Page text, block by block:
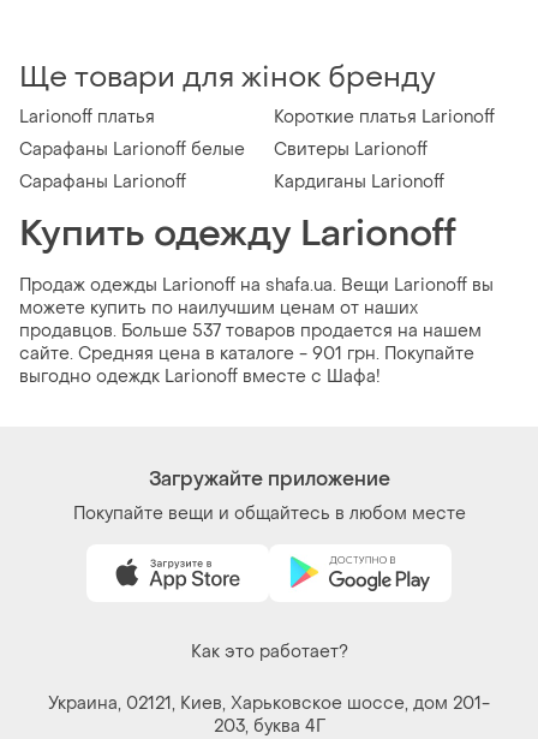
Ще товари для жінок бренду
Larionoff платья
Короткие платья Larionoff
Сарафаны Larionoff белые
Свитеры Larionoff
Сарафаны Larionoff
Кардиганы Larionoff
Купить одежду Larionoff
Продаж одежды Larionoff на shafa.ua. Вещи Larionoff вы
можете купить по наилучшим ценам от наших
продавцов. Больше 537 товаров продается на нашем
сайте. Средняя цена в каталоге - 901 грн. Покупайте
выгодно одеждк Larionoff вместе с Шафа!
Загружайте приложение
Покупайте вещи и общайтесь в любом месте
Как это работает?
Украина, 02121, Киев, Харьковское шоссе, дом 201-
203, буква 4Г